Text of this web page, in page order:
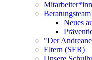
Beratungsteam
Neues
"Der
Eltern (SER)